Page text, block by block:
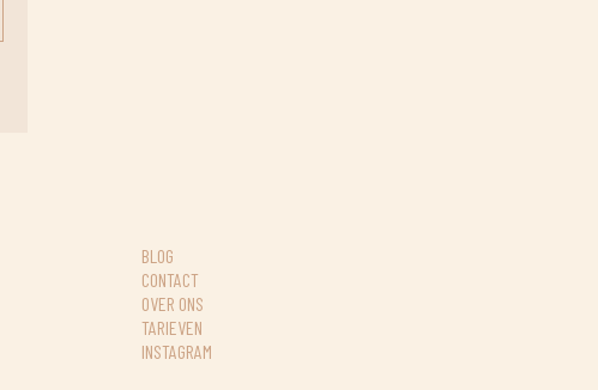
BLOG
CONTACT
OVER ONS
TARIEVEN
INSTAGRAM